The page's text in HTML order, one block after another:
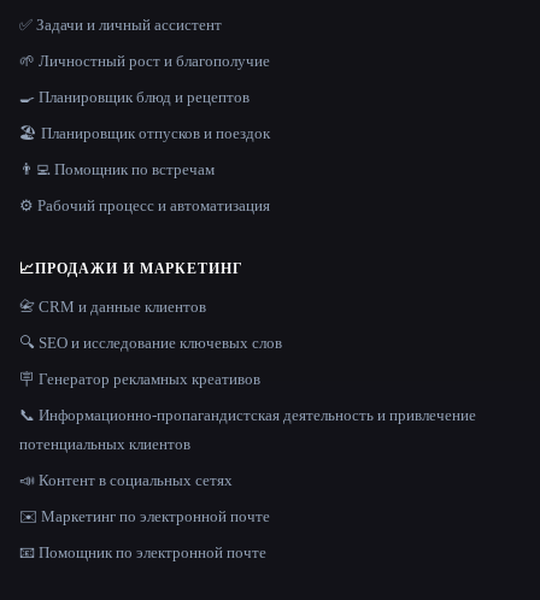
✅ Задачи и личный ассистент
🌱 Личностный рост и благополучие
🍳 Планировщик блюд и рецептов
🏖 Планировщик отпусков и поездок
👨‍💻 Помощник по встречам
⚙️ Рабочий процесс и автоматизация
📈ПРОДАЖИ И МАРКЕТИНГ
📇 CRM и данные клиентов
🔍 SEO и исследование ключевых слов
🪧 Генератор рекламных креативов
📞 Информационно-пропагандистская деятельность и привлечение
потенциальных клиентов
📣 Контент в социальных сетях
✉️ Маркетинг по электронной почте
📧 Помощник по электронной почте